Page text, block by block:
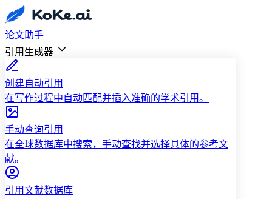
论文助手
引用生成器
创建自动引用
在写作过程中自动匹配并插入准确的学术引用。
手动查询引用
在全球数据库中搜索，手动查找并选择具体的参考文
献。
引用文献数据库